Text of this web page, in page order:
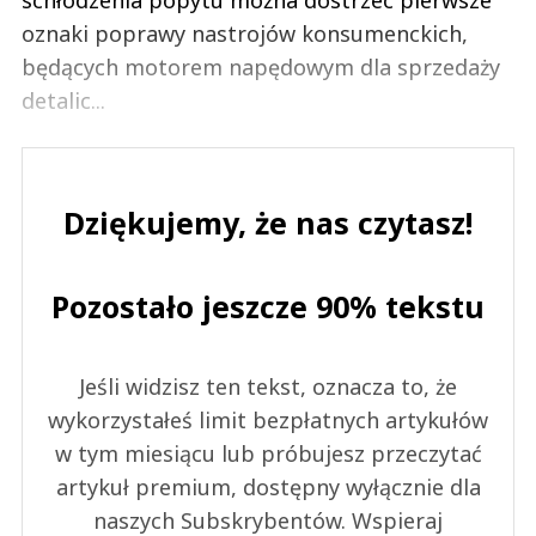
oznaki poprawy nastrojów konsumenckich,
będących motorem napędowym dla sprzedaży
detalic...
Dziękujemy, że nas czytasz!
Pozostało jeszcze 90% tekstu
Jeśli widzisz ten tekst, oznacza to, że
wykorzystałeś limit bezpłatnych artykułów
w tym miesiącu lub próbujesz przeczytać
artykuł premium, dostępny wyłącznie dla
naszych Subskrybentów. Wspieraj